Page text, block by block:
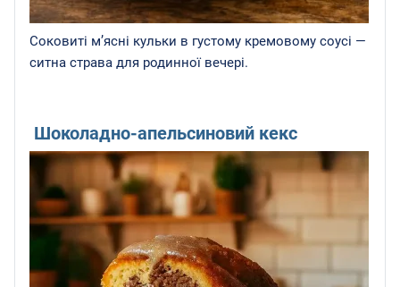
Соковиті м’ясні кульки в густому кремовому соусі —
ситна страва для родинної вечері.
Шоколадно-апельсиновий кекс